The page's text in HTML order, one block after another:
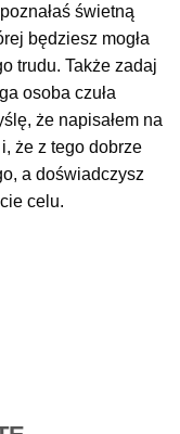
świetną
będziesz mogła
trudu. Także zadaj
osoba czuła
że napisałem na
że z tego dobrze
a doświadczysz
celu.